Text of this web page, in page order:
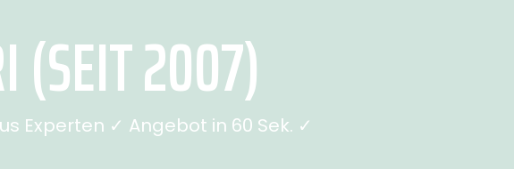
(SEIT 2007)
Experten ✓ Angebot in 60 Sek. ✓